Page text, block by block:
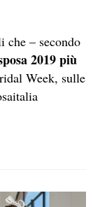
che – secondo
2019 più
Week, sulle